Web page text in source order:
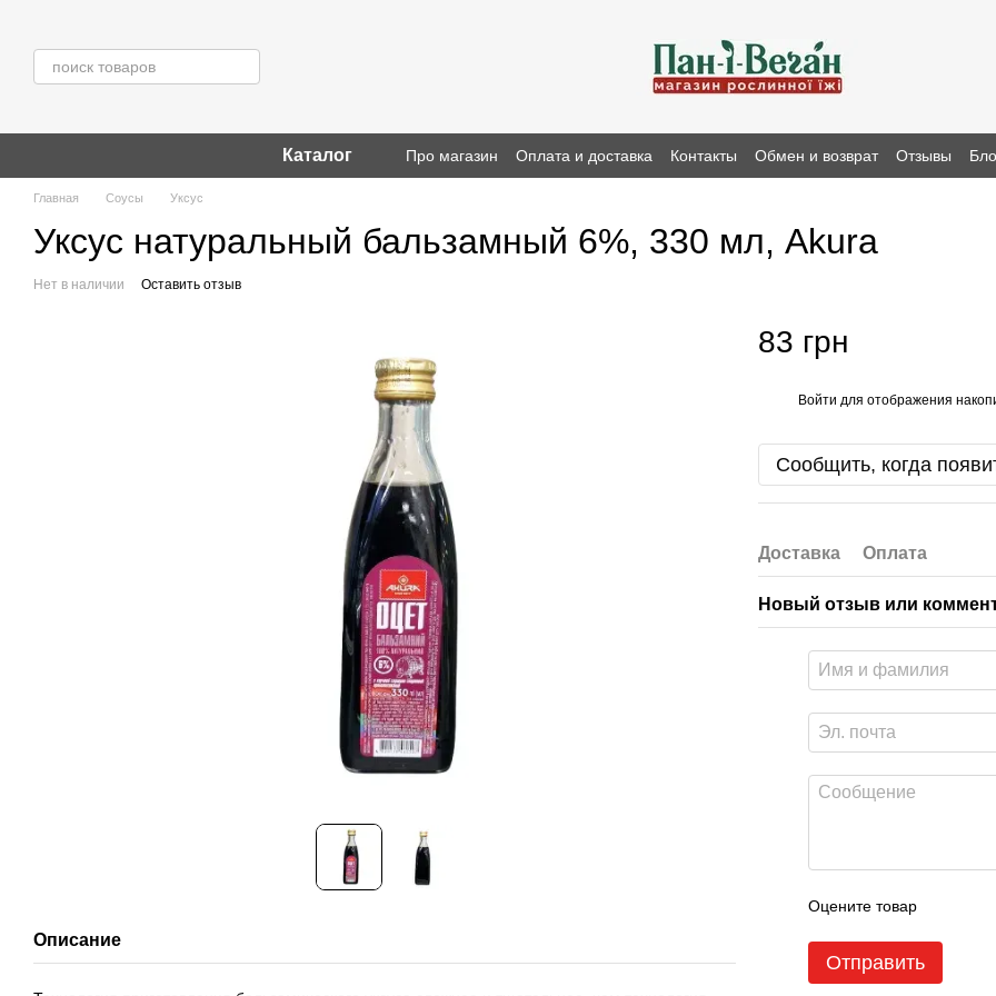
Каталог Про магазин Оплата и доставка Контакты Обмен и возврат Отзывы
Главная Соусы Уксус
Уксус натуральный бальзамный 6%, 330 мл, Akura
Нет в наличии Оставить отзыв
Описание
83 грн
Войти для отображения
Сообщить, когда
Доставка Оплата
Новый отзыв или
Оцените товар
Отправить